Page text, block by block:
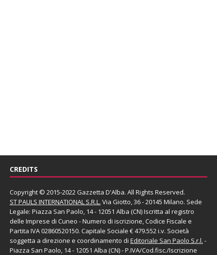
CREDITS
Copyright © 2015-2022 Gazzetta D'Alba. All Rights Reserved.
ST PAULS INTERNATIONAL S.R.L. Via Giotto, 36 - 20145 Milano. Sede
Legale: Piazza San Paolo, 14 - 12051 Alba (CN) Iscritta al registro
delle Imprese di Cuneo - Numero di iscrizione, Codice Fiscale e
Partita IVA 02860520150. Capitale Sociale € 479.552 i.v. Società
soggetta a direzione e coordinamento di Editoriale San Paolo S.r.l. -
Piazza San Paolo, 14 - 12051 Alba (CN) - P.IVA/Cod.fisc./Iscrizione